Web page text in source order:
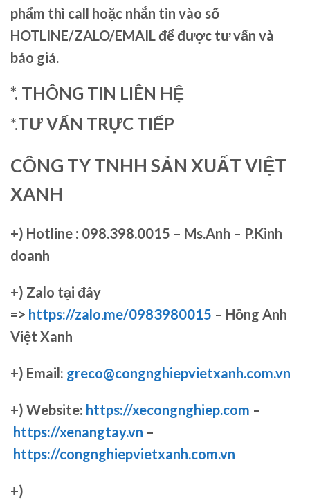
phẩm thì call hoặc nhắn tin vào số
HOTLINE/ZALO/EMAIL để được tư vấn và
báo giá.
*. THÔNG TIN LIÊN HỆ
*.TƯ VẤN TRỰC TIẾP
CÔNG TY TNHH SẢN XUẤT VIỆT
XANH
+) Hotline : 098.398.0015 – Ms.Anh – P.Kinh
doanh
+) Zalo tại đây
=> https://zalo.me/0983980015 – Hồng Anh
Việt Xanh
+) Email: greco@congnghiepvietxanh.com.vn
+) Website: https://xecongnghiep.com –
https://xenangtay.vn –
https://congnghiepvietxanh.com.vn
+)